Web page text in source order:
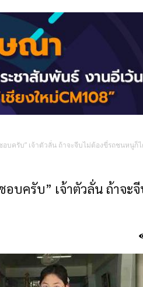
บครับ” เจ้าตัวลั่น ถ้าจะจีบไม่ต้องขี่รถชนหนูก็
บครับ” เจ้าตัวลั่น ถ้าจะ